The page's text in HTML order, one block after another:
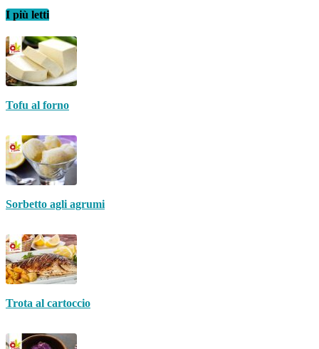
I più letti
Tofu al forno
Sorbetto agli agrumi
Trota al cartoccio